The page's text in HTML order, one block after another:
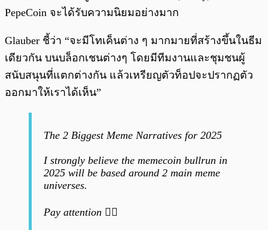
PepeCoin จะได้รับความนิยมอย่างมาก
Glauber ชี้ว่า “จะมีโทเค็นต่าง ๆ มากมายที่สร้างขึ้นในธีม
เดียวกัน บนบล็อกเชนต่างๆ โดยมีทีมงานและชุมชนผู้
สนับสนุนที่แตกต่างกัน แล้วเหรียญตัวท็อปจะปรากฏตัว
ออกมาให้เราได้เห็น”
The 2 Biggest Meme Narratives for 2025
I strongly believe the memecoin bullrun in
2025 will be based around 2 main meme
universes.
Pay attention 👇🏼